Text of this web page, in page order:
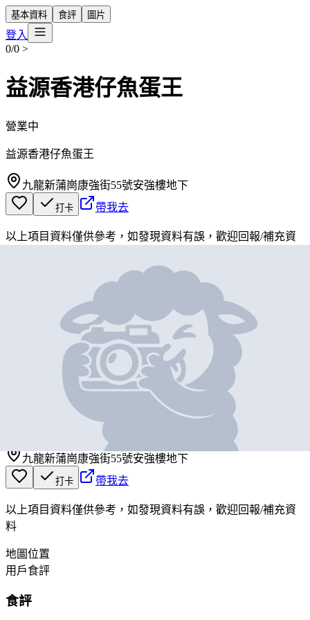
基本資料 食評 圖片
登入
0/0 >
益源香港仔魚蛋王
營業中
益源香港仔魚蛋王
九龍新蒲崗康強街55號安強樓地下
打卡 帶我去
以上項目資料僅供參考，如發現資料有誤，歡迎回報/補充資
益源香港仔魚蛋王
九龍新蒲崗康強街55號安強樓地下
打卡 帶我去
以上項目資料僅供參考，如發現資料有誤，歡迎回報/補充資
料
地圖位置
用戶食評
食評